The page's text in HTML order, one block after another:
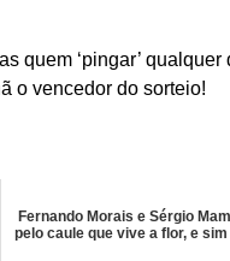
quem ‘pingar’
o vencedor do sorteio!
Fernando Morais e Sérgio
pelo caule que vive a flor, e